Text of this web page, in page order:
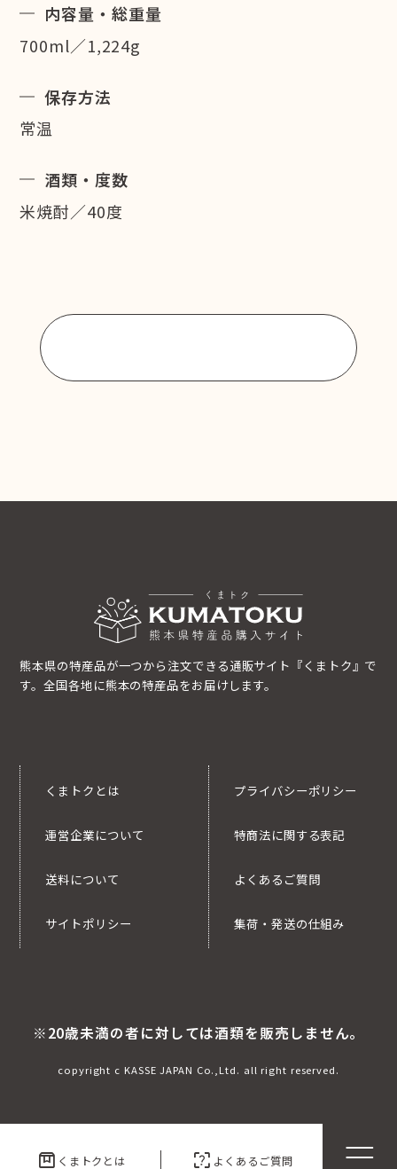
box くまトクとは indeterminate_question_box よくあるご質問
内容量・総重量
700ml／1,224g
保存方法
常温
酒類・度数
米焼酎／40度
熊本県の特産品が一つから注文できる通販サイト『くまトク』で
す。全国各地に熊本の特産品をお届けします。
くまトクとは
運営企業について
送料について
サイトポリシー
プライバシーポリシー
特商法に関する表記
よくあるご質問
集荷・発送の仕組み
※20歳未満の者に対しては酒類を販売しません。
copyright c KASSE JAPAN Co.,Ltd. all right reserved.